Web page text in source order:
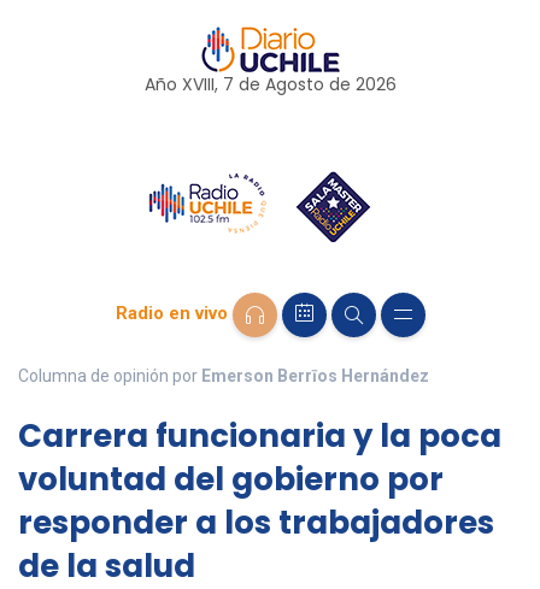
Año XVIII, 7 de Agosto de 2026
Radio en vivo
Columna de opinión por Emerson Berrīos Hernández
Carrera funcionaria y la poca
voluntad del gobierno por
responder a los trabajadores
de la salud